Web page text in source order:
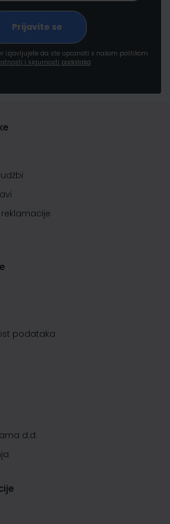
izjavljujete da ste upoznati s našom politikom
i sigurnosti podataka
podataka
d.d.